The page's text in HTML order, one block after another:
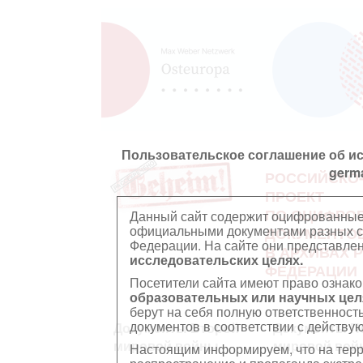
Пользовательское соглашение об
Данный сайт содержит
официальными документами разных
Федерации. На сайте они
исследовательских целях.
Посетители сайта имеют право
образовательных или научных
берут на себя полную
документов в соответствии с
Настоящим информируем, что на
ПРОЕКТ
ПО
В АРХИВАХ
ФЕДЕРАЦИИ
Документы Второй
мировой войны
Документы
мировой